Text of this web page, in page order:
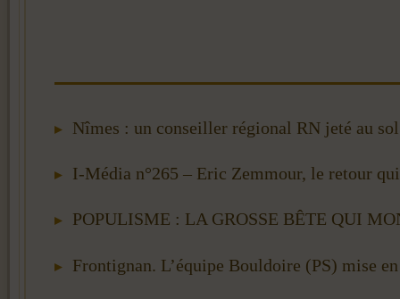
Nîmes : un conseiller régional RN jeté au
I-Média n°265 – Eric Zemmour, le retour
POPULISME : LA GROSSE BÊTE QUI
Frontignan. L’équipe Bouldoire (PS) mise